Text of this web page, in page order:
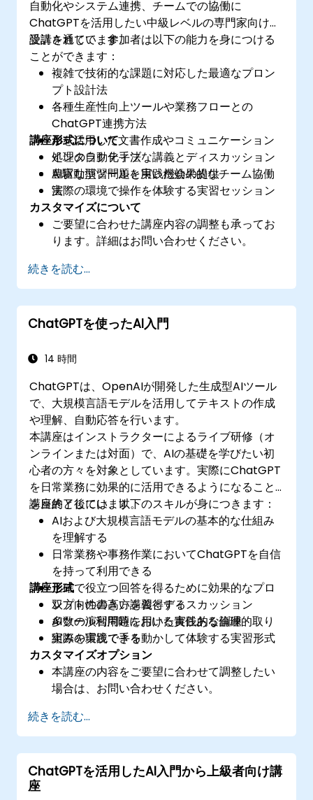
自動化やシステム連携、チームでの協働に
ChatGPTを活用したい中級レベルの専門家向けに
設計されています。
受講を通じて、参加者は以下の能力を身につける
ことができます：
複雑で技術的な課題に対応した最適なプロン
プト設計法
各種生産性向上ツールや業務フローとの
ChatGPT連携方法
AIを活用した文書作成やコミュニケーション
処理の自動化手法
AI駆動型ツールを用いた効果的なチーム協働
法
講座形式について
インタラクティブな講義とディスカッション
豊富な演習問題と実践機会の提供
実際の環境で操作を体験する実習セッション
カスタマイズについて
ご要望に合わせた講座内容の調整も承ってお
ります。詳細はお問い合わせください。
続きを読む...
ChatGPTを使ったAI入門
14 時間
ChatGPTは、OpenAIが開発した生成型AIツール
で、大規模言語モデルを活用してテキストの作成
や理解、自動応答を行います。
本講座はインストラクターによるライブ研修（オ
ンラインまたは対面）で、AIの基礎を学びたい初
心者の方々を対象としています。実際にChatGPT
を日常業務に効果的に活用できるようになること
を目的としています。
講座終了後には、以下のスキルが身につきます：
AIおよび大規模言語モデルの基本的な仕組み
を理解する
日常業務や事務作業においてChatGPTを自信
を持って利用できる
正確で役立つ回答を得るために効果的なプロ
ンプトの書き方を習得する
AIツール利用時における責任ある倫理的取り
組みを実践できる
講座形式
双方向性の高い講義とディスカッション
多数の演習問題を用いた実践的な訓練
実際の環境で手を動かして体験する実習形式
カスタマイズオプション
本講座の内容をご要望に合わせて調整したい
場合は、お問い合わせください。
続きを読む...
ChatGPTを活用したAI入門から上級者向け講
座